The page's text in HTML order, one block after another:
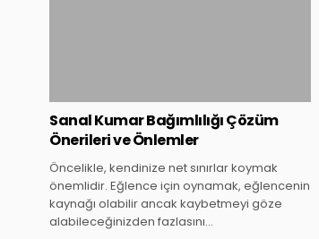
Sanal Kumar Bağımlılığı Çözüm
Önerileri ve Önlemler
Öncelikle, kendinize net sınırlar koymak
önemlidir. Eğlence için oynamak, eğlencenin
kaynağı olabilir ancak kaybetmeyi göze
alabileceğinizden fazlasını…